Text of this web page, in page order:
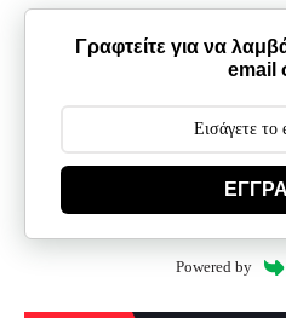
Γραφτείτε για να
email
Powered by